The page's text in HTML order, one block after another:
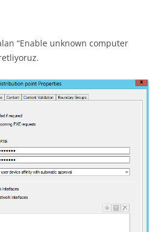
“Enable unknown computer